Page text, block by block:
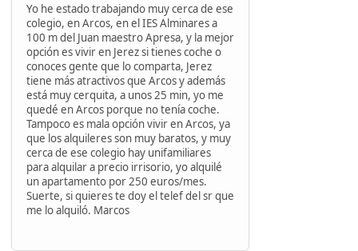
Yo he estado trabajando muy cerca de ese
colegio, en Arcos, en el IES Alminares a
100 m del Juan maestro Apresa, y la mejor
opción es vivir en Jerez si tienes coche o
conoces gente que lo comparta, Jerez
tiene más atractivos que Arcos y además
está muy cerquita, a unos 25 min, yo me
quedé en Arcos porque no tenía coche.
Tampoco es mala opción vivir en Arcos, ya
que los alquileres son muy baratos, y muy
cerca de ese colegio hay unifamiliares
para alquilar a precio irrisorio, yo alquilé
un apartamento por 250 euros/mes.
Suerte, si quieres te doy el telef del sr que
me lo alquiló. Marcos